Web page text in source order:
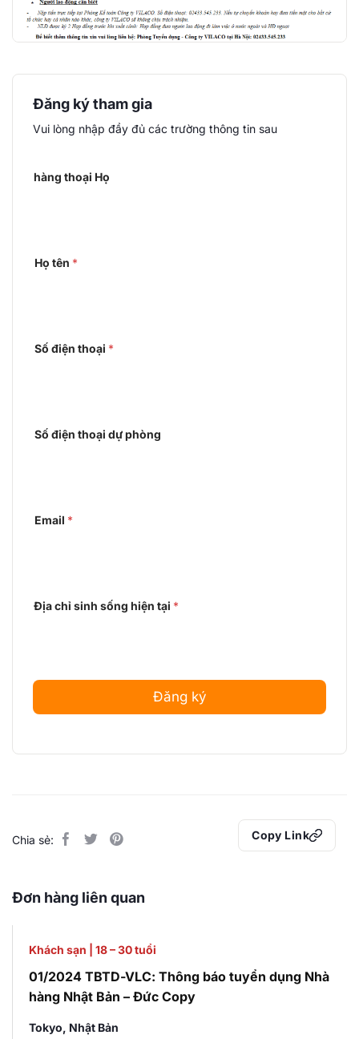
Đăng ký tham gia
Vui lòng nhập đầy đủ các trường thông tin sau
hàng thoại Họ
Họ tên *
Số điện thoại *
Số điện thoại dự phòng
Email *
Địa chỉ sinh sống hiện tại *
Đăng ký
Chia sẻ: Copy Link
Đơn hàng liên quan
Khách sạn 18 – 30 tuổi
01/2024 TBTD-VLC: Thông báo tuyển dụng Nhà
hàng Nhật Bản – Đức Copy
Tokyo, Nhật Bản